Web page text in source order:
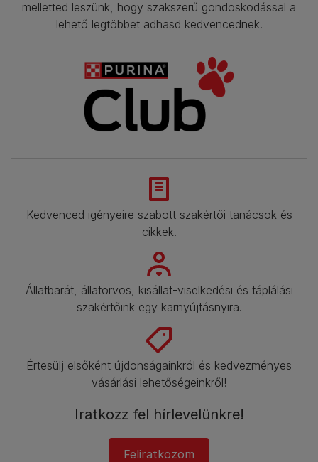
melletted leszünk, hogy szakszerű gondoskodással a
lehető legtöbbet adhasd kedvencednek.​
Kedvenced igényeire szabott szakértői tanácsok és
cikkek.​
Állatbarát, állatorvos, kisállat-viselkedési és táplálási
szakértőink egy karnyújtásnyira.​
Értesülj elsőként újdonságainkról és kedvezményes
vásárlási lehetőségeinkről!​
Iratkozz fel hírlevelünkre!​
Feliratkozom